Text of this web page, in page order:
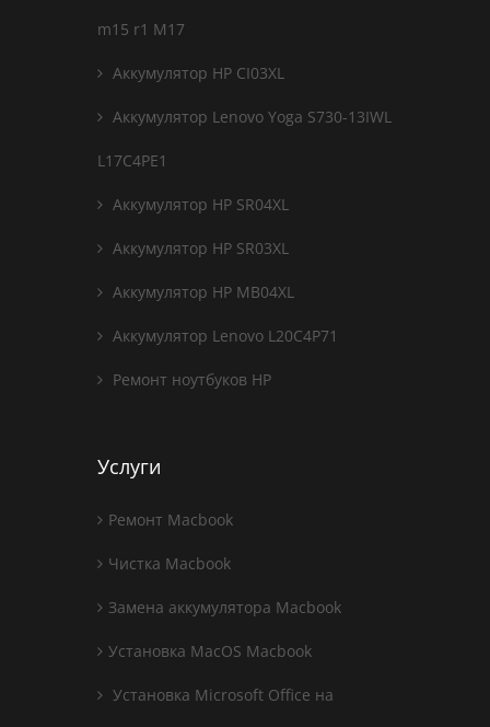
m15 r1 M17
Аккумулятор HP CI03XL
Аккумулятор Lenovo Yoga S730-13IWL
L17C4PE1
Аккумулятор HP SR04XL
Аккумулятор HP SR03XL
Аккумулятор HP MB04XL
Аккумулятор Lenovo L20C4P71
Ремонт ноутбуков HP
Услуги
Ремонт Macbook
Чистка Macbook
Замена аккумулятора Macbook
Установка MacOS Macbook
Установка Microsoft Office на